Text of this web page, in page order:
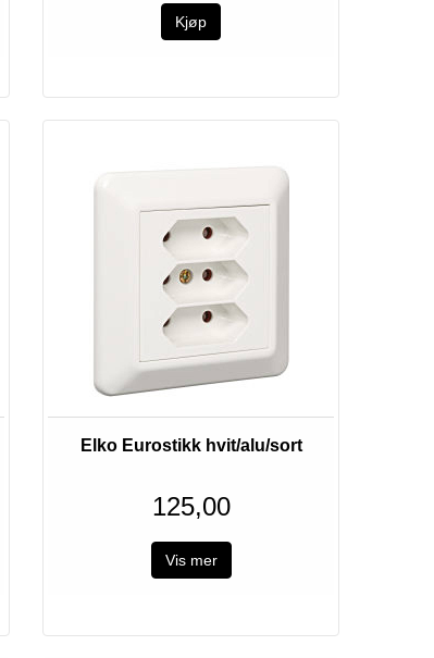
Elko Eurostikk hvit/alu/sort
125,00
Vis mer